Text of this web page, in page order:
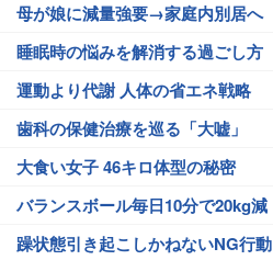
母が娘に減量強要→家庭内別居へ
睡眠時の悩みを解消する過ごし方
運動より代謝 人体の省エネ戦略
歯科の保健治療を巡る「大嘘」
大食い女子 46キロ体型の秘密
バランスボール毎日10分で20kg減
躁状態引き起こしかねないNG行動